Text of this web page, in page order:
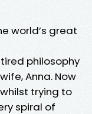
world’s great
philosophy
Anna. Now
trying to
spiral of